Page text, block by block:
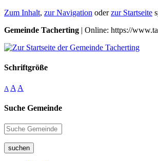
Zum Inhalt, zur Navigation oderzur Startseite
Gemeinde Tacherting | Online: https://
Schriftgröße
A A A
Suche Gemeinde
suchen